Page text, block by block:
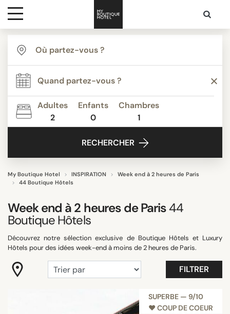
Destinations
Inspiration
Media
Adultes
2
Enfants
0
Chambres
1
RECHERCHER
My Boutique Hotel INSPIRATION
Week end à 2 heures de Paris
44 Boutique Hôtels
Week end à 2 heures de Paris44
Boutique Hôtels
Découvrez notre sélection exclusive de Boutique Hôtels et Luxury
Hôtels pour des idées week-end à moins de 2 heures de Paris.
FILTRER
TYPE
Agritourisme
Appartements
Auberges de Jeunesse
Bed & Breakfast
Boutique Hotels de Luxe
Boutique Hôtels
Classique
Tout afficher
THÈME
"Coup de Coeur"
Bord de Mer
SUPERBE — 9/10
♥︎ COUP DE COEUR